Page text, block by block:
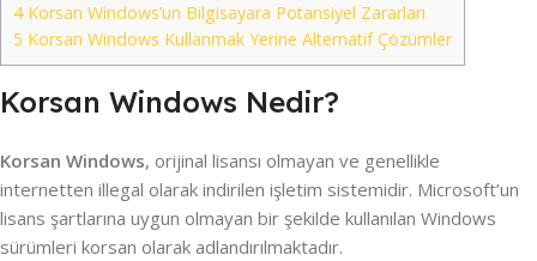
4Korsan Windows’un Bilgisayara Potansiyel Zararları
5 Korsan Windows Kullanmak Yerine Alternatif Çözümler
Korsan Windows Nedir?
Korsan Windows, orijinal lisansı olmayan ve genellikle
internetten illegal olarak indirilen işletim sistemidir. Microsoft’un
lisans şartlarına uygun olmayan bir şekilde kullanılan Windows
sürümleri korsan olarak adlandırılmaktadır.